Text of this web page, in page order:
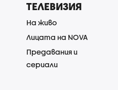
ТЕЛЕВИЗИЯ
На живо
Лицата на NOVA
Предавания и
сериали